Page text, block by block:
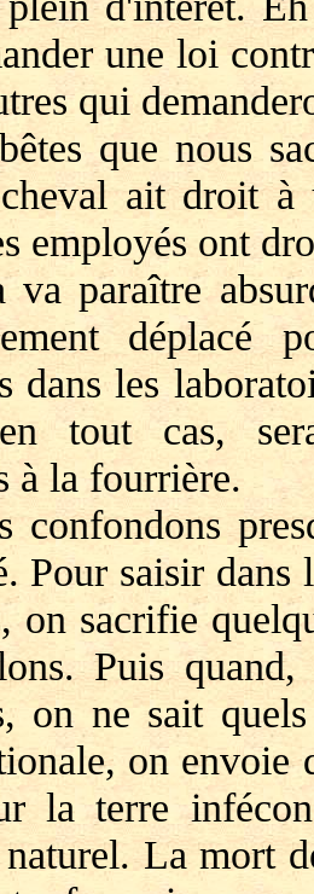
une loi
qui
que nous
ait droit à
employés ont
paraître
dans les
tout cas,
à la fourrière.
Pour saisir
on sacrifie
Puis
on ne sait
on envoie
la terre
La mort